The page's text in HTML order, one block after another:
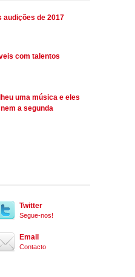
audições de 2017
com talentos
uma música e eles
a segunda
Twitter
Segue-nos!
Email
Contacto